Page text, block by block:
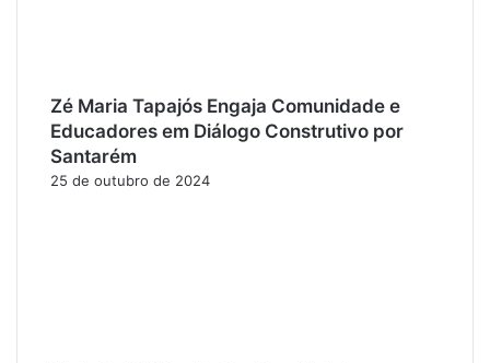
Zé Maria Tapajós Engaja Comunidade e
Educadores em Diálogo Construtivo por
Santarém
25 de outubro de 2024